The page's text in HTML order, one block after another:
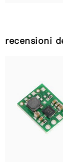
recensioni